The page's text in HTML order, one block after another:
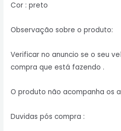
Cor : preto
Observação sobre o produto:
Verificar no anuncio se o seu
compra que está fazendo .
O produto não acompanha os
Duvidas pós compra :